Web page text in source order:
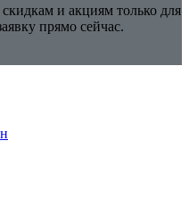
и акциям только для
прямо сейчас.